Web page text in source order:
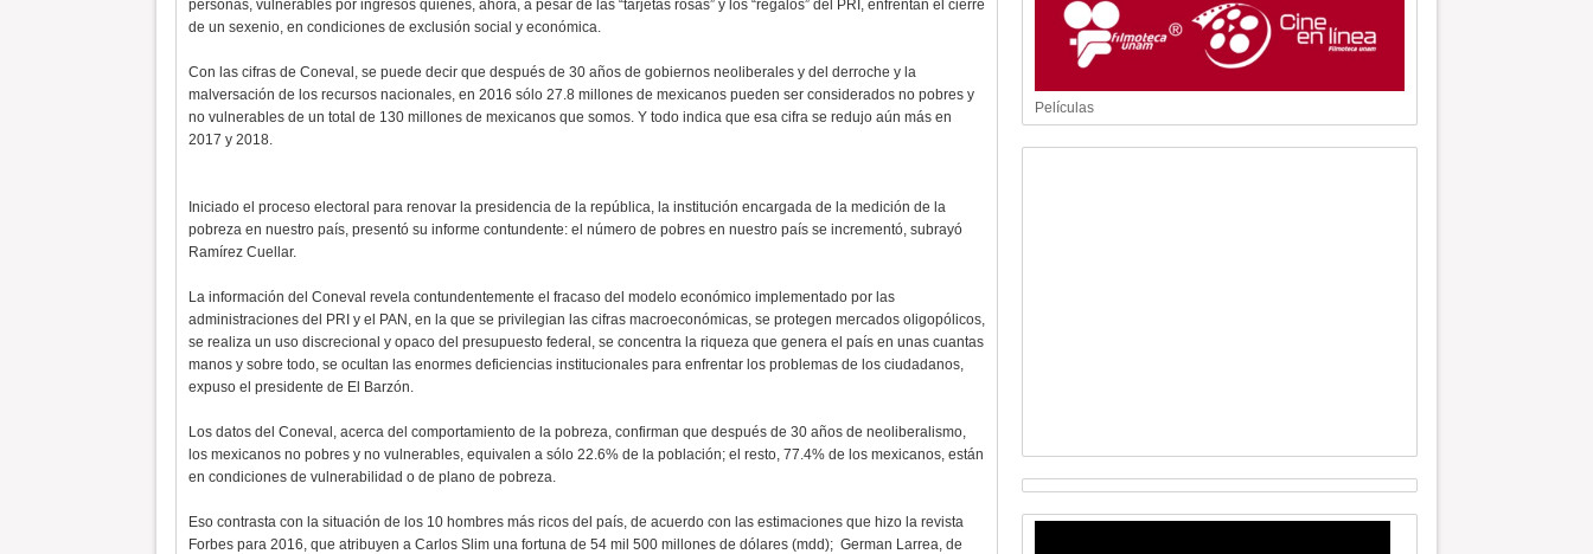
personas, vulnerables por ingresos quienes, ahora, a pesar de las “tarjetas rosas” y los “regalos” del PRI, enfrentan el cierre
de un sexenio, en condiciones de exclusión social y económica.
Con las cifras de Coneval, se puede decir que después de 30 años de gobiernos neoliberales y del derroche y la
malversación de los recursos nacionales, en 2016 sólo 27.8 millones de mexicanos pueden ser considerados no pobres y
no vulnerables de un total de 130 millones de mexicanos que somos. Y todo indica que esa cifra se redujo aún más en
2017 y 2018.
Iniciado el proceso electoral para renovar la presidencia de la república, la institución encargada de la medición de la
pobreza en nuestro país, presentó su informe contundente: el número de pobres en nuestro país se incrementó, subrayó
Ramírez Cuellar.
La información del Coneval revela contundentemente el fracaso del modelo económico implementado por las
administraciones del PRI y el PAN, en la que se privilegian las cifras macroeconómicas, se protegen mercados oligopólicos,
se realiza un uso discrecional y opaco del presupuesto federal, se concentra la riqueza que genera el país en unas cuantas
manos y sobre todo, se ocultan las enormes deficiencias institucionales para enfrentar los problemas de los ciudadanos,
expuso el presidente de El Barzón.
Los datos del Coneval, acerca del comportamiento de la pobreza, confirman que después de 30 años de neoliberalismo,
los mexicanos no pobres y no vulnerables, equivalen a sólo 22.6% de la población; el resto, 77.4% de los mexicanos, están
en condiciones de vulnerabilidad o de plano de pobreza.
Eso contrasta con la situación de los 10 hombres más ricos del país, de acuerdo con las estimaciones que hizo la revista
Forbes para 2016, que atribuyen a Carlos Slim una fortuna de 54 mil 500 millones de dólares (mdd); German Larrea, de
Películas